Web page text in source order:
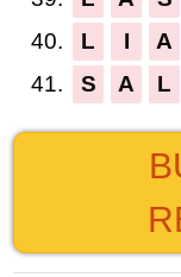
40.
L I
A
41.
S A L